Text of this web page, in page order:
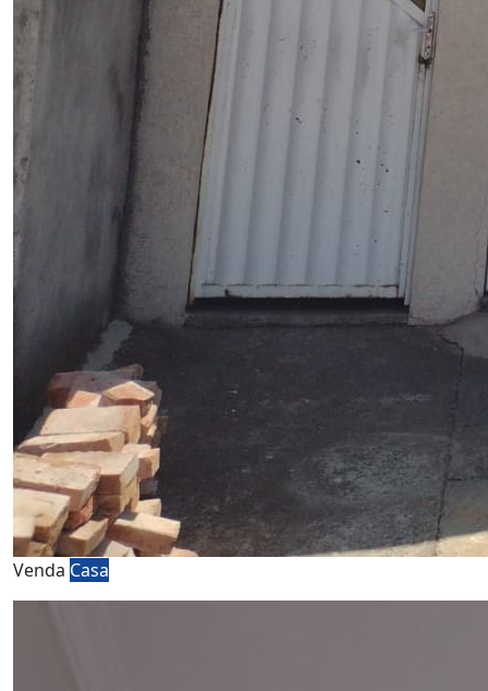
VendaCasa